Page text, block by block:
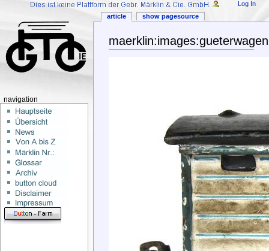
article show pagesource
Log In
navigation